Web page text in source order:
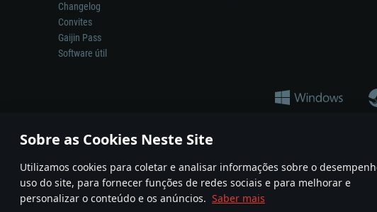
Sobre as Cookies Neste Site
Utilizamos cookies para coletar e analisar informações sobre o
uso do site, para fornecer funções de redes sociais e para melhorar e
personalizar o conteúdo e os anúncios. Saber mais
Changelog
Convites
Gaijin Pass
Software útil
A reprodução de qualquer sistema de armas ou veículo neste jogo não
© 2011—2026 Gaijin Games Kft. All trademarks, logos and brand names are the
Termos e condições Termos de Serviço